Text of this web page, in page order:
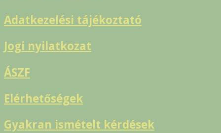
Adatkezelési tájékoztató
Jogi nyilatkozat
ÁSZF
Elérhetőségek
Gyakran ismételt kérdések